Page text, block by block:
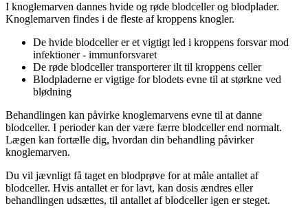
I knoglemarven dannes hvide og røde blodceller og blodplader.
Knoglemarven findes i de fleste af kroppens knogler.
De hvide blodceller er et vigtigt led i kroppens forsvar mod
infektioner - immunforsvaret
De røde blodceller transporterer ilt til kroppens celler
Blodpladerne er vigtige for blodets evne til at størkne ved
blødning
Behandlingen kan påvirke knoglemarvens evne til at danne
blodceller. I perioder kan der være færre blodceller end normalt.
Lægen kan fortælle dig, hvordan din behandling påvirker
knoglemarven.
Du vil jævnligt få taget en blodprøve for at måle antallet af
blodceller. Hvis antallet er for lavt, kan dosis ændres eller
behandlingen udsættes, til antallet af blodceller igen er steget.